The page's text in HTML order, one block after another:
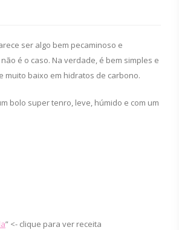
ser algo bem pecaminoso e
é o caso. Na verdade, é bem simples e
muito baixo em hidratos de carbono.
bolo super tenro, leve, húmido e com um
” <- clique para ver receita